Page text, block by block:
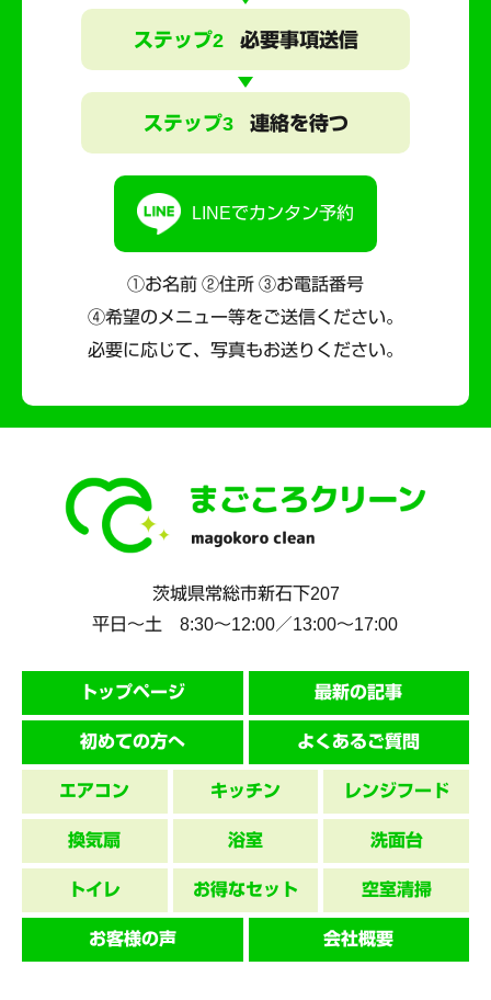
ステップ2 必要事項送信
ステップ3 連絡を待つ
LINEでカンタン予約
①お名前 ②住所 ③お電話番号
④希望のメニュー等をご送信ください。
必要に応じて、写真もお送りください。
茨城県常総市新石下207
平日～土 8:30〜12:00／13:00〜17:00
トップページ 最新の記事
初めての方へ よくあるご質問
エアコン キッチン レンジフード
換気扇 浴室 洗面台
トイレ お得なセット 空室清掃
お客様の声 会社概要